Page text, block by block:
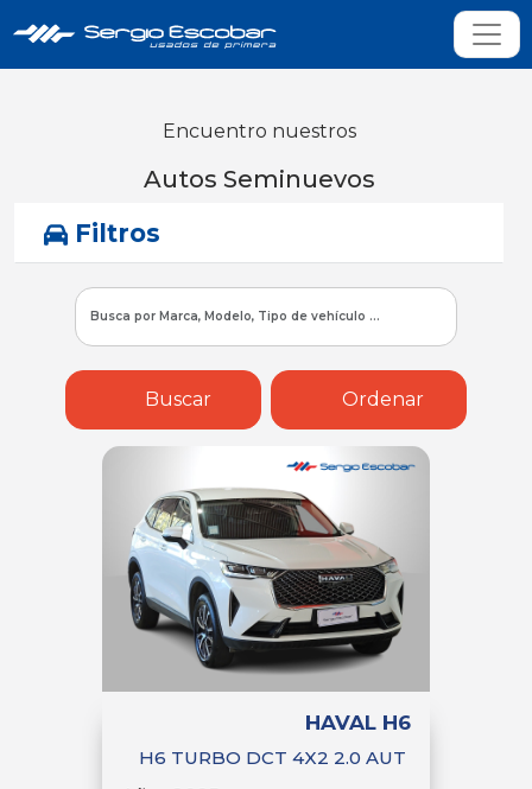
Encuentro nuestros
Autos Seminuevos
Filtros
Buscar Ordenar
HAVAL H6
H6 TURBO DCT 4X2 2.0 AUT